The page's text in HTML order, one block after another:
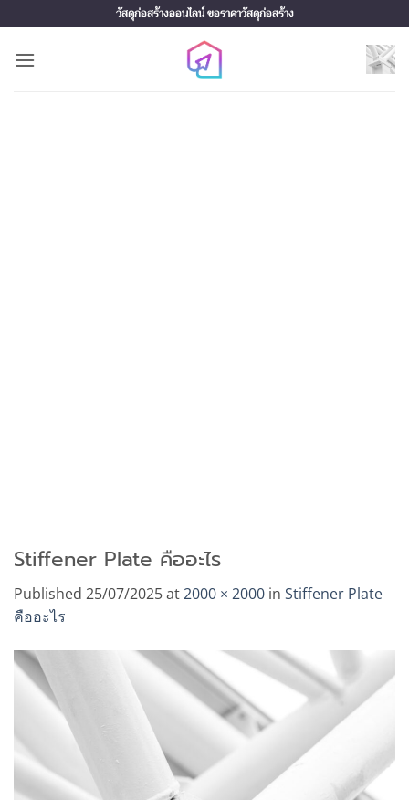
to
content
วัสดุก่อสร้างออนไลน์ ขอราคาวัสดุก่อสร้าง
Stiffener Plate คืออะไร
Published 25/07/2025at2000 × 2000 in Stiffener Plate
คืออะไร